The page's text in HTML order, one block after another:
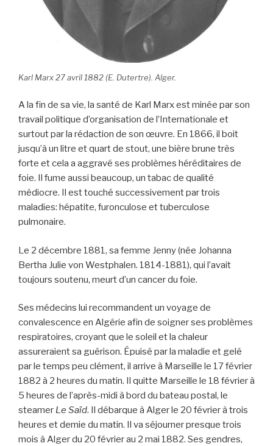
Karl Marx 27 avril 1882 (E. Dutertre). Alger.
A la fin de sa vie, la santé de Karl Marx est minée par son
travail politique d’organisation de l’Internationale et
surtout par la rédaction de son œuvre. En 1866, il boit
jusqu’à un litre et quart de stout, une bière brune très
forte et cela a aggravé ses problèmes héréditaires de
foie. Il fume aussi beaucoup, un tabac de qualité
médiocre. Il est touché successivement par trois
maladies: hépatite, furonculose et tuberculose
pulmonaire.
Le 2 décembre 1881, sa femme Jenny (née Johanna
Bertha Julie von Westphalen. 1814-1881), qui l’avait
toujours soutenu, meurt d’un cancer du foie.
Ses médecins lui recommandent un voyage de
convalescence en Algérie afin de soigner ses problèmes
respiratoires, croyant que le soleil et la chaleur
assureraient sa guérison. Épuisé par la maladie et gelé
par le temps peu clément, il arrive à Marseille le 17 février
1882 à 2 heures du matin. Il quitte Marseille le 18 février à
5 heures de l’après-midi à bord du bateau postal, le
steamer Le Saïd. Il débarque à Alger le 20 février à trois
heures et demie du matin. Il va séjourner presque trois
mois à Alger du 20 février au 2 mai 1882. Ses gendres,